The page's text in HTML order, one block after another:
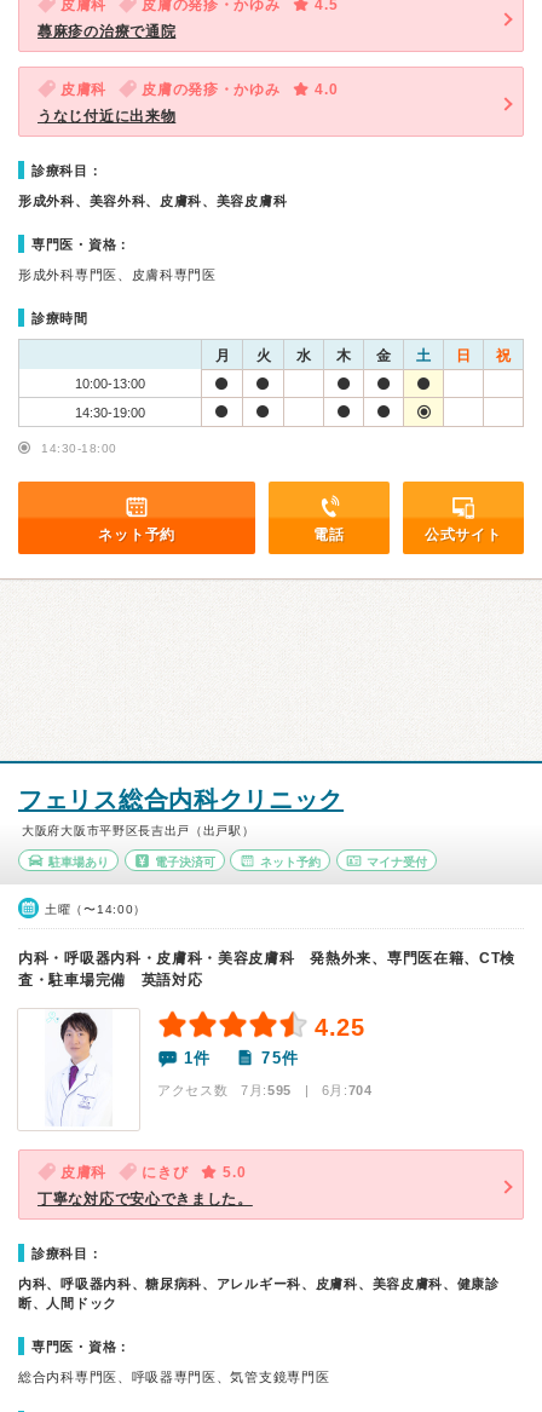
皮膚科 皮膚の発疹・かゆみ
4.5
蕁麻疹の治療で通院
皮膚科 皮膚の発疹・かゆみ
4.0
うなじ付近に出来物
診療科目：
形成外科、美容外科、皮膚科、美容皮膚科
専門医・資格：
形成外科専門医、皮膚科専門医
診療時間
月 火 水 木 金 土 日 祝
10:00-13:00
14:30-19:00
14:30-18:00
ネット予約 電話 公式サイト
フェリス総合内科クリニック
大阪府大阪市平野区長吉出戸（出戸駅）
駐車場あり 電子決済可 ネット予約 マイナ受付
土曜（〜14:00）
内科・呼吸器内科・皮膚科・美容皮膚科 発熱外来、専門医在籍、CT検
査・駐車場完備 英語対応
4.25
1件 75件
アクセス数 7月:595 | 6月:704
皮膚科 にきび
5.0
丁寧な対応で安心できました。
診療科目：
内科、呼吸器内科、糖尿病科、アレルギー科、皮膚科、美容皮膚科、健康診
断、人間ドック
専門医・資格：
総合内科専門医、呼吸器専門医、気管支鏡専門医